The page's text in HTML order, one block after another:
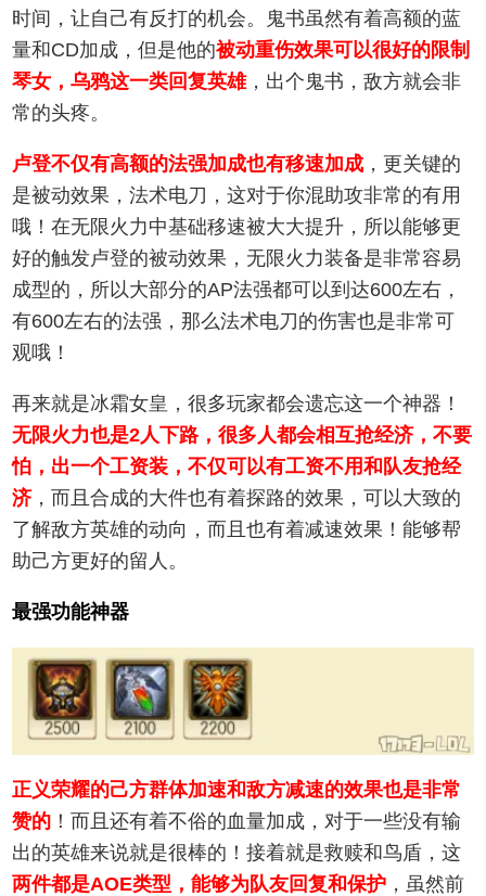
时间，让自己有反打的机会。鬼书虽然有着高额的蓝
量和CD加成，但是他的被动重伤效果可以很好的限制
琴女，乌鸦这一类回复英雄，出个鬼书，敌方就会非
常的头疼。
卢登不仅有高额的法强加成也有移速加成 ，更关键的
是被动效果，法术电刀，这对于你混助攻非常的有用
哦！在无限火力中基础移速被大大提升，所以能够更
好的触发卢登的被动效果，无限火力装备是非常容易
成型的，所以大部分的AP法强都可以到达600左右，
有600左右的法强，那么法术电刀的伤害也是非常可
观哦！
再来就是冰霜女皇，很多玩家都会遗忘这一个神器！
无限火力也是2人下路，很多人都会相互抢经济，不要
怕，出一个工资装，不仅可以有工资不用和队友抢经
济，而且合成的大件也有着探路的效果，可以大致的
了解敌方英雄的动向，而且也有着减速效果！能够帮
助己方更好的留人。
最强功能神器
正义荣耀的己方群体加速和敌方减速的效果也是非常
赞的 ！而且还有着不俗的血量加成，对于一些没有输
出的英雄来说就是很棒的！接着就是救赎和鸟盾，这
两件都是AOE类型，能够为队友回复和保护 ，虽然前